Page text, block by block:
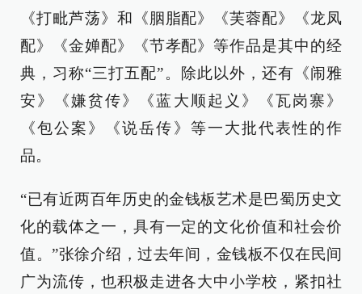
《打毗芦荡》和《胭脂配》《芙蓉配》《龙凤
配》《金婵配》《节孝配》等作品是其中的经
典，习称“三打五配”。除此以外，还有《闹雅
安》《嫌贫传》《蓝大顺起义》《瓦岗寨》
《包公案》《说岳传》等一大批代表性的作
品。
“已有近两百年历史的金钱板艺术是巴蜀历史文
化的载体之一，具有一定的文化价值和社会价
值。”张徐介绍，过去年间，金钱板不仅在民间
广为流传，也积极走进各大中小学校，紧扣社